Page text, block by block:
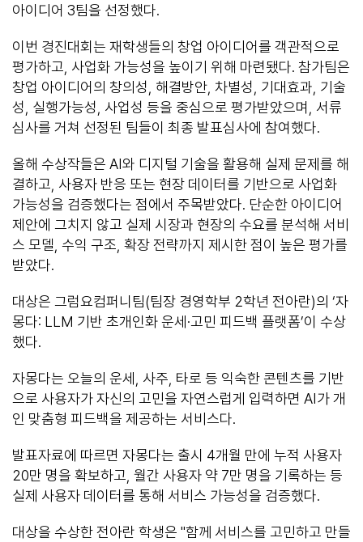
아이디어 3팀을 선정했다.
이번 경진대회는 재학생들의 창업 아이디어를 객관적으로
평가하고, 사업화 가능성을 높이기 위해 마련됐다. 참가팀은
창업 아이디어의 창의성, 해결방안, 차별성, 기대효과, 기술
성, 실행가능성, 사업성 등을 중심으로 평가받았으며, 서류
심사를 거쳐 선정된 팀들이 최종 발표심사에 참여했다.
올해 수상작들은 AI와 디지털 기술을 활용해 실제 문제를 해
결하고, 사용자 반응 또는 현장 데이터를 기반으로 사업화
가능성을 검증했다는 점에서 주목받았다. 단순한 아이디어
제안에 그치지 않고 실제 시장과 현장의 수요를 분석해 서비
스 모델, 수익 구조, 확장 전략까지 제시한 점이 높은 평가를
받았다.
대상은 그럼요컴퍼니팀(팀장 경영학부 2학년 전아란)의 ‘자
몽다: LLM 기반 초개인화 운세·고민 피드백 플랫폼’이 수상
했다.
자몽다는 오늘의 운세, 사주, 타로 등 익숙한 콘텐츠를 기반
으로 사용자가 자신의 고민을 자연스럽게 입력하면 AI가 개
인 맞춤형 피드백을 제공하는 서비스다.
발표자료에 따르면 자몽다는 출시 4개월 만에 누적 사용자
20만 명을 확보하고, 월간 사용자 약 7만 명을 기록하는 등
실제 사용자 데이터를 통해 서비스 가능성을 검증했다.
대상을 수상한 전아란 학생은 "함께 서비스를 고민하고 만들